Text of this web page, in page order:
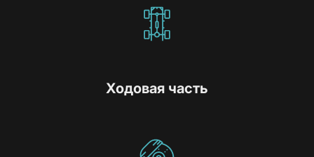
Ходовая часть